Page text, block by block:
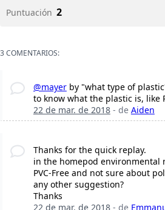
Puntuación 2
3 COMENTARIOS:
@mayerby "what type of
to know what the plastic is, like
22 de mar. de 2018- de Aiden
Thanks for the quick replay.
in the homepod environmental
PVC-Free and not sure about
any other suggestion?
Thanks
22 de mar. de 2018- de